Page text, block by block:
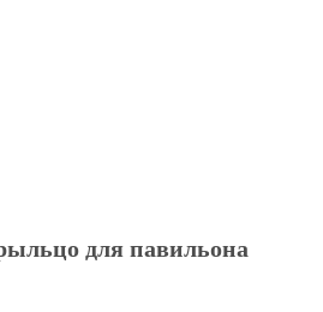
для павильона